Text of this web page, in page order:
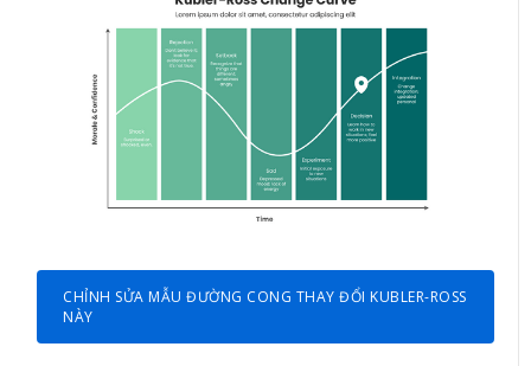
CHỈNH SỬA MẪU ĐƯỜNG CONG THAY ĐỔI KUBLER-ROSS
NÀY